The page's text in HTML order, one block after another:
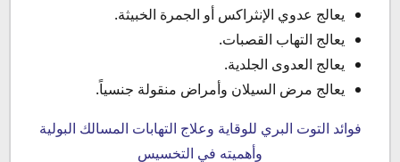
يعالج عدوي الإنثراكس أو الجمرة الخبيثة.
يعالج التهاب القصبات.
يعالج العدوى الجلدية.
يعالج مرض السيلان وأمراض منقولة جنسياً.
فوائد التوت البري للوقاية وعلاج التهابات المسالك البولية
وأهميته في التخسيس